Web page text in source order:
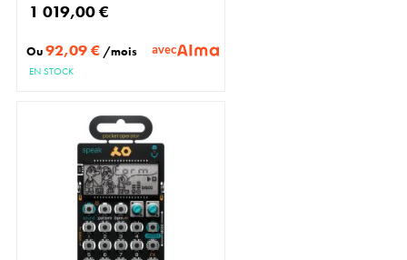
1 019,00 €
Ou92,09 € /mois avec
EN STOCK